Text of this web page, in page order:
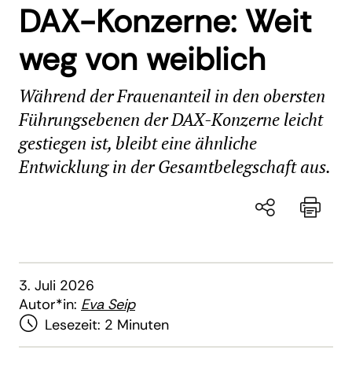
DAX-Konzerne: Weit
weg von weiblich
Während der Frauenanteil in den obersten
Führungsebenen der DAX-Konzerne leicht
gestiegen ist, bleibt eine ähnliche
Entwicklung in der Gesamtbelegschaft aus.
3. Juli 2026
Autor*in: Eva Seip
Lesezeit: 2 Minuten